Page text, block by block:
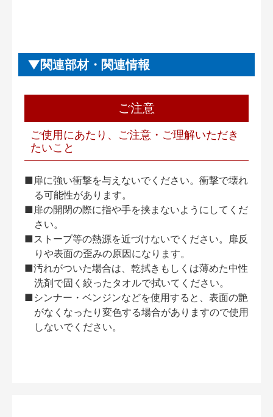
関連部材・関連情報
ご注意
ご使用にあたり、ご注意・ご理解いただき
たいこと
■扉に強い衝撃を与えないでください。衝撃で壊れ
る可能性があります。
■扉の開閉の際に指や手を挟まないようにしてくだ
さい。
■ストーブ等の熱源を近づけないでください。扉反
りや表面の歪みの原因になります。
■汚れがついた場合は、乾拭きもしくは薄めた中性
洗剤で固く絞ったタオルで拭いてください。
■シンナー・ベンジンなどを使用すると、表面の艶
がなくなったり変色する場合がありますので使用
しないでください。